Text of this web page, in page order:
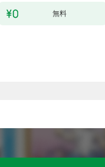
無料